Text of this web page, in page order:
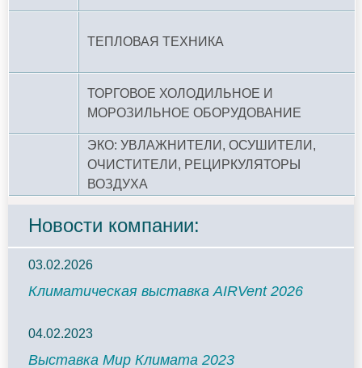
ТЕПЛОВАЯ ТЕХНИКА
ТОРГОВОЕ ХОЛОДИЛЬНОЕ И
МОРОЗИЛЬНОЕ ОБОРУДОВАНИЕ
ЭКО: УВЛАЖНИТЕЛИ, ОСУШИТЕЛИ,
ОЧИСТИТЕЛИ, РЕЦИРКУЛЯТОРЫ
ВОЗДУХА
Новости компании:
03.02.2026
Климатическая выставка AIRVent 2026
04.02.2023
Выставка Мир Климата 2023